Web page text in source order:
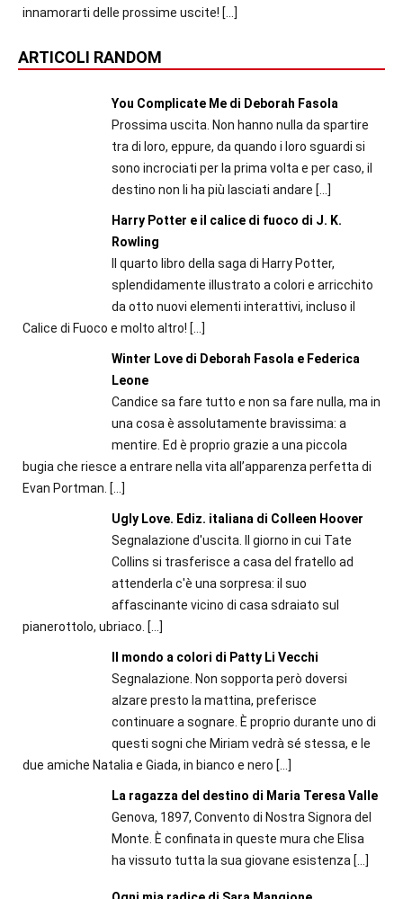
innamorarti delle prossime uscite! […]
ARTICOLI RANDOM
You Complicate Me di Deborah Fasola
Prossima uscita. Non hanno nulla da spartire
tra di loro, eppure, da quando i loro sguardi si
sono incrociati per la prima volta e per caso, il
destino non li ha più lasciati andare […]
Harry Potter e il calice di fuoco di J. K.
Rowling
Il quarto libro della saga di Harry Potter,
splendidamente illustrato a colori e arricchito
da otto nuovi elementi interattivi, incluso il
Calice di Fuoco e molto altro! […]
Winter Love di Deborah Fasola e Federica
Leone
Candice sa fare tutto e non sa fare nulla, ma in
una cosa è assolutamente bravissima: a
mentire. Ed è proprio grazie a una piccola
bugia che riesce a entrare nella vita all’apparenza perfetta di
Evan Portman. […]
Ugly Love. Ediz. italiana di Colleen Hoover
Segnalazione d'uscita. Il giorno in cui Tate
Collins si trasferisce a casa del fratello ad
attenderla c'è una sorpresa: il suo
affascinante vicino di casa sdraiato sul
pianerottolo, ubriaco. […]
Il mondo a colori di Patty Li Vecchi
Segnalazione. Non sopporta però doversi
alzare presto la mattina, preferisce
continuare a sognare. È proprio durante uno di
questi sogni che Miriam vedrà sé stessa, e le
due amiche Natalia e Giada, in bianco e nero […]
La ragazza del destino di Maria Teresa Valle
Genova, 1897, Convento di Nostra Signora del
Monte. È confinata in queste mura che Elisa
ha vissuto tutta la sua giovane esistenza […]